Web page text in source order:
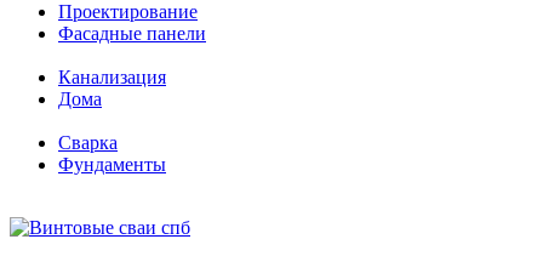
Проектирование
Фасадные панели
Канализация
Дома
Сварка
Фундаменты